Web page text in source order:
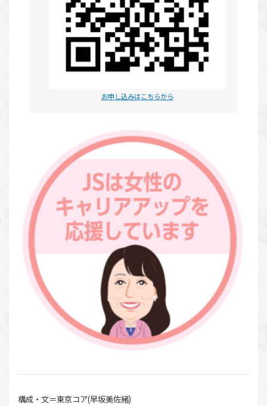
お申し込みはこちらから
構成・文＝東京コア(早坂美佐緒)